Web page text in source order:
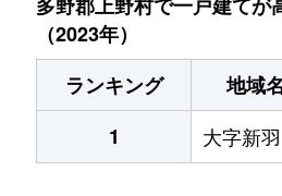
（2023年）
ランキング
地域名
1
大字新羽